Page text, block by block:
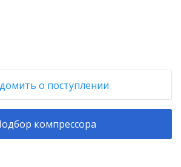
о поступлении
компрессора